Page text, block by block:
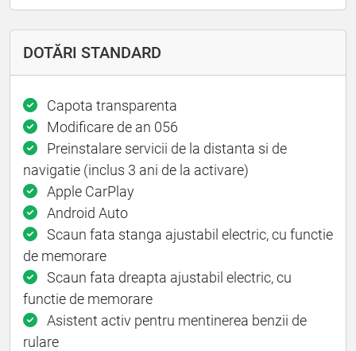
DOTĂRI STANDARD
Capota transparenta
Modificare de an 056
Preinstalare servicii de la distanta si de
navigatie (inclus 3 ani de la activare)
Apple CarPlay
Android Auto
Scaun fata stanga ajustabil electric, cu functie
de memorare
Scaun fata dreapta ajustabil electric, cu
functie de memorare
Asistent activ pentru mentinerea benzii de
rulare